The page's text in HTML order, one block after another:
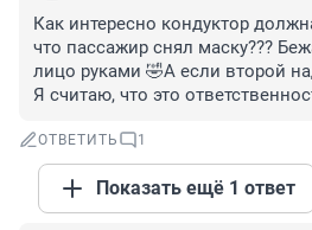
Как интересно кондуктор
что пассажир снял маску???
лицо руками 🤣А если второй
Я считаю, что это
ОТВЕТИТЬ 1
Показать ещё 1 ответ